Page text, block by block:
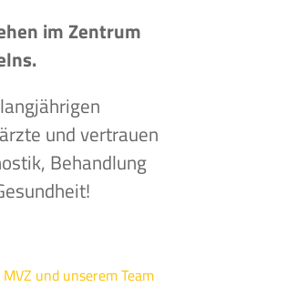
im Zentrum
und vertrauen
Behandlung
und unserem Team